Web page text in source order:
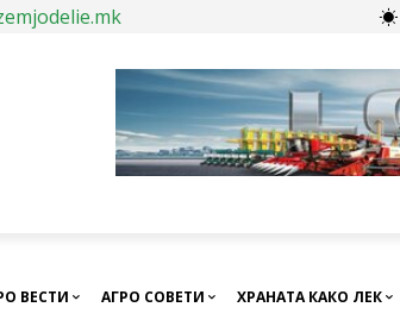
ВЕСТИ АГРО СОВЕТИ ХРАНАТА КАКО ЛЕК